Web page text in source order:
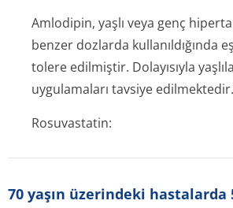
Amlodipin, yaşlı veya genç
benzer dozlarda kullanıldığında
tolere edilmiştir. Dolayısıyla
uygulamaları tavsiye edilmektedir.
Rosuvastatin:
70 yaşın üzerindeki hastalarda